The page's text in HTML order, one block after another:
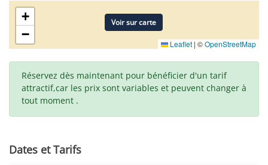
+
−
Leaflet | ©OpenStreetMap
Voir sur carte
Réservez dès maintenant pour bénéficier d'un tarif
attractif,car les prix sont variables et peuvent changer à
tout moment .
Dates et Tarifs